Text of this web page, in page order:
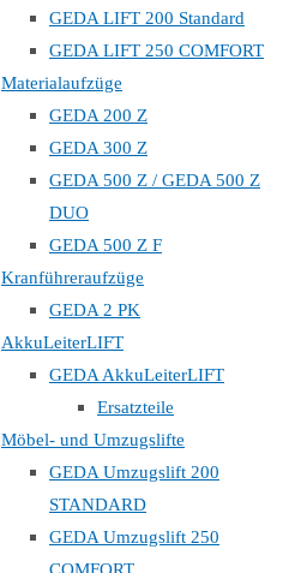
GEDA LIFT 200 Standard
GEDA LIFT 250 COMFORT
Materialaufzüge
GEDA 200 Z
GEDA 300 Z
GEDA 500 Z / GEDA 500 Z
DUO
GEDA 500 Z F
Kranführeraufzüge
GEDA 2 PK
AkkuLeiterLIFT
GEDA AkkuLeiterLIFT
Ersatzteile
Möbel- und Umzugslifte
GEDA Umzugslift 200
STANDARD
GEDA Umzugslift 250